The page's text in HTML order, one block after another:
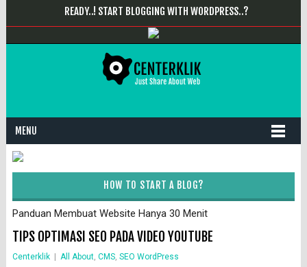
READY..! START BLOGGING WITH WORDPRESS..?
MENU
HOW TO START A BLOG?
Panduan Membuat Website Hanya 30 Menit
TIPS OPTIMASI SEO PADA VIDEO YOUTUBE
Centerklik All About, CMS, SEO WordPress